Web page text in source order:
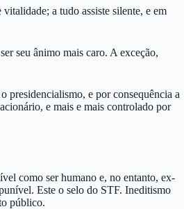
a tudo assiste silente, e em
seu ânimo mais caro. A exceção,
presidencialismo, e por consequência a
e mais e mais controlado por
como ser humano e, no entanto, ex-
Este o selo do STF. Ineditismo
público.